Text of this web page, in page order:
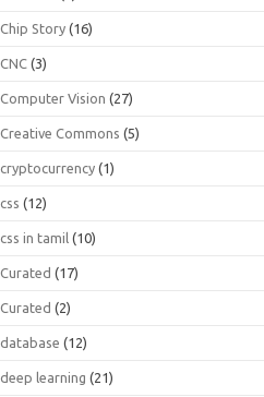
Chip Story (16)
CNC (3)
Computer Vision (27)
Creative Commons (5)
cryptocurrency (1)
css (12)
css in tamil (10)
Curated (17)
Curated (2)
database (12)
deep learning (21)